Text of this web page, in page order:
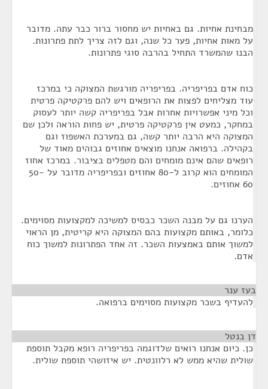
מבחינת אחיות. גם באחיות יש מחסור ברור כבר עתה. מדובר
על מאות אחיות, פער כל שנה, וגם לזה צריך לתת פתרונות.
הבנו שהמשרד התחיל בהרבה סוגי פתרונות.
כוח אדם בפריפריה. בפריפריה מורגשת המצוקה כי במרכז
עוד מצליחים לפצות את הרופאים ויש להם פרקטיקה פרטית
וכל מיני אפשרויות אחרות אבל בפריפריה קשה יותר לעסוק
במחקר, כמעט אין פרקטיקה פרטית, יש פחות הוראה ולכן שם
המצוקה היא הרבה יותר קשה, גם במערכת האשפוז וגם
בקהילה. ברפואה אנחנו מוצאים אחוזים גבוהים מאוד של
רופאים שהם אינם מומחים והם מטפלים בציבור. במרכז אחוז
המומחים הוא קרוב ל-80 אחוזים ובפריפריה מדובר על 50-
60 אחוזים.
הערנו גם על מבנה השכר כבסיס למשיכה למקצועות מסוימים.
כלומר, באותם מקצועות בהם המצוקה היא קריטית, מן הראוי
למשוך אותם באמצעות השכר. זה אחד הפתרונות למשוך כוח
אדם.
בעז ענר
להעדיף בשכר מקצועות מסוימים ברפואה.
דן בנטל
כן. כיום אנחנו רואים שלדוגמה בפריפריה רופא מקבל תוספת
שולית שהיא ממש לא רלוונטית. יש איזושהי תוספת שולית.